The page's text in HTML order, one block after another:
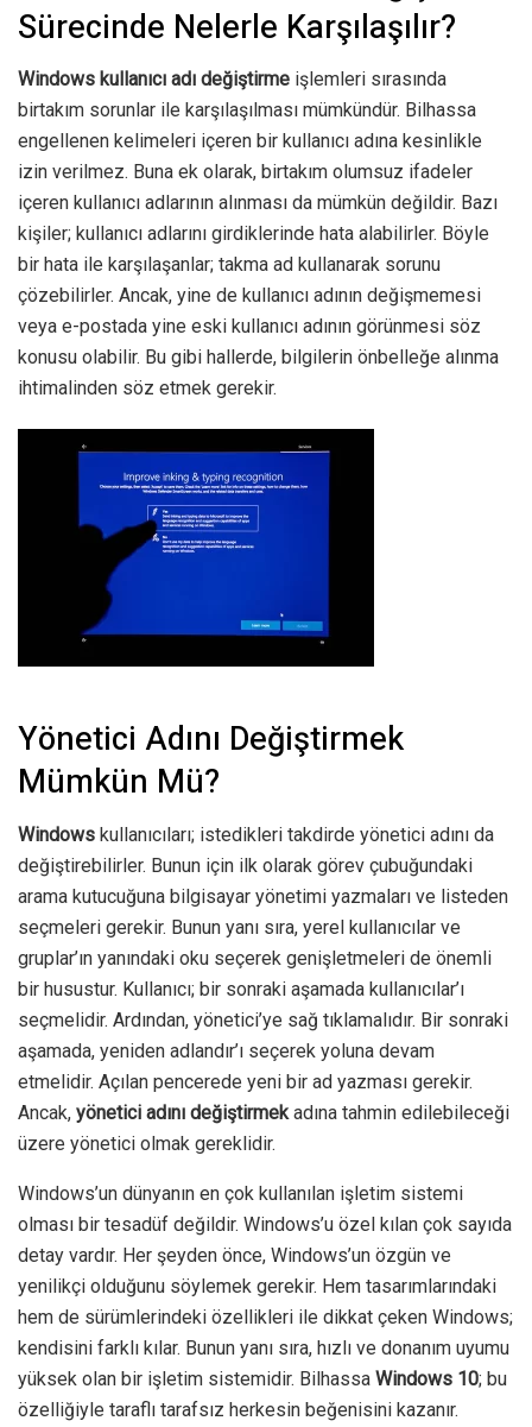
Sürecinde Nelerle Karşılaşılır?
Windows kullanıcı adı değiştirme işlemleri sırasında
birtakım sorunlar ile karşılaşılması mümkündür. Bilhassa
engellenen kelimeleri içeren bir kullanıcı adına kesinlikle
izin verilmez. Buna ek olarak, birtakım olumsuz ifadeler
içeren kullanıcı adlarının alınması da mümkün değildir. Bazı
kişiler; kullanıcı adlarını girdiklerinde hata alabilirler. Böyle
bir hata ile karşılaşanlar; takma ad kullanarak sorunu
çözebilirler. Ancak, yine de kullanıcı adının değişmemesi
veya e-postada yine eski kullanıcı adının görünmesi söz
konusu olabilir. Bu gibi hallerde, bilgilerin önbelleğe alınma
ihtimalinden söz etmek gerekir.
Yönetici Adını Değiştirmek
Mümkün Mü?
Windows kullanıcıları; istedikleri takdirde yönetici adını da
değiştirebilirler. Bunun için ilk olarak görev çubuğundaki
arama kutucuğuna bilgisayar yönetimi yazmaları ve listeden
seçmeleri gerekir. Bunun yanı sıra, yerel kullanıcılar ve
gruplar’ın yanındaki oku seçerek genişletmeleri de önemli
bir husustur. Kullanıcı; bir sonraki aşamada kullanıcılar’ı
seçmelidir. Ardından, yönetici’ye sağ tıklamalıdır. Bir sonraki
aşamada, yeniden adlandır’ı seçerek yoluna devam
etmelidir. Açılan pencerede yeni bir ad yazması gerekir.
Ancak, yönetici adını değiştirmek adına tahmin edilebileceği
üzere yönetici olmak gereklidir.
Windows’un dünyanın en çok kullanılan işletim sistemi
olması bir tesadüf değildir. Windows’u özel kılan çok sayıda
detay vardır. Her şeyden önce, Windows’un özgün ve
yenilikçi olduğunu söylemek gerekir. Hem tasarımlarındaki
hem de sürümlerindeki özellikleri ile dikkat çeken Windows;
kendisini farklı kılar. Bunun yanı sıra, hızlı ve donanım uyumu
yüksek olan bir işletim sistemidir. Bilhassa Windows 10; bu
özelliğiyle taraflı tarafsız herkesin beğenisini kazanır.